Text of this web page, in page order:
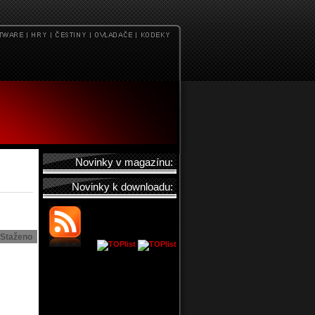
Staženo
Novinky v magazínu:
Novinky k downloadu: